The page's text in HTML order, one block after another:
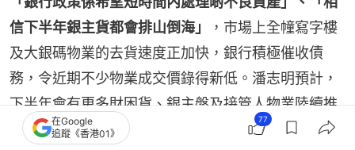
信下半年銀主貨都會排山倒海」
，市場上全幢寫字樓
及大銀碼物業的去貨速度正加快，銀行積極催收債
務，令近期不少物業成交價錄得新低。潘志明預計，
下半年會有更多財困貨、銀主盤及接管人物業陸續推
出市場，當中亦不乏大家族的工商舖物業及發展商持
在Google
追蹤《香港01》
77